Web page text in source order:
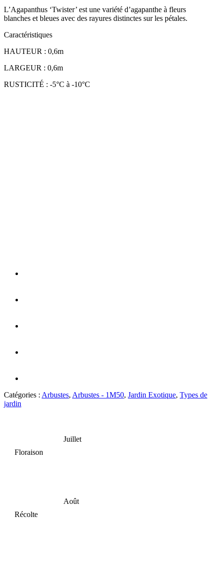
L’Agapanthus ‘Twister’ est une variété d’agapanthe à fleurs
blanches et bleues avec des rayures distinctes sur les pétales.
Caractéristiques
HAUTEUR : 0,6m
LARGEUR : 0,6m
RUSTICITÉ : -5°C à -10°C
Catégories : Arbustes, Arbustes - 1M50, Jardin Exotique, Types de
jardin
Floraison
Juillet
Récolte
Août